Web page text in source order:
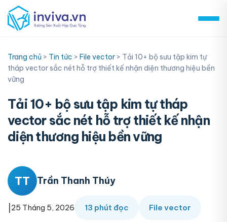
Skip
to
content
Trang chủ > Tin tức > File vector > Tải 10+ bộ sưu tập kim tự
tháp vector sắc nét hỗ trợ thiết kế nhận diện thương hiệu bền
vững
Tải 10+ bộ sưu tập kim tự tháp
vector sắc nét hỗ trợ thiết kế nhận
diện thương hiệu bền vững
TT Trần Thanh Thúy
25 Tháng 5, 2026 13 phút đọc File vector